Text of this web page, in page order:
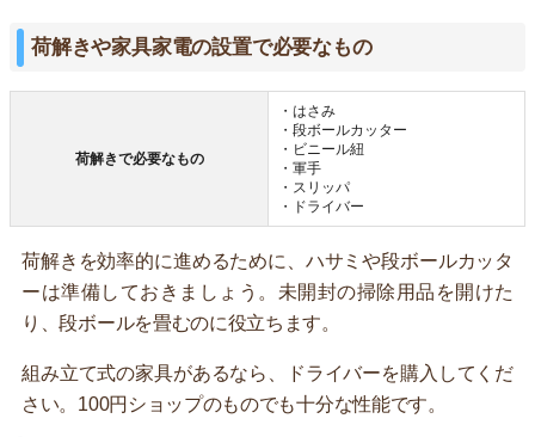
荷解きや家具家電の設置で必要なもの
荷解きで必要なもの
・はさみ
・段ボールカッター
・ビニール紐
・軍手
・スリッパ
・ドライバー
荷解きを効率的に進めるために、ハサミや段ボールカッタ
ーは準備しておきましょう。未開封の掃除用品を開けた
り、段ボールを畳むのに役立ちます。
組み立て式の家具があるなら、ドライバーを購入してくだ
さい。100円ショップのものでも十分な性能です。